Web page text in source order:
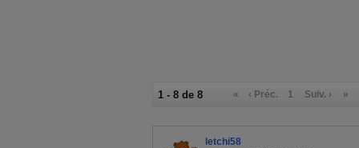
1 - 8 de 8 « ‹ Préc. 1 Suiv. › »
letchi58